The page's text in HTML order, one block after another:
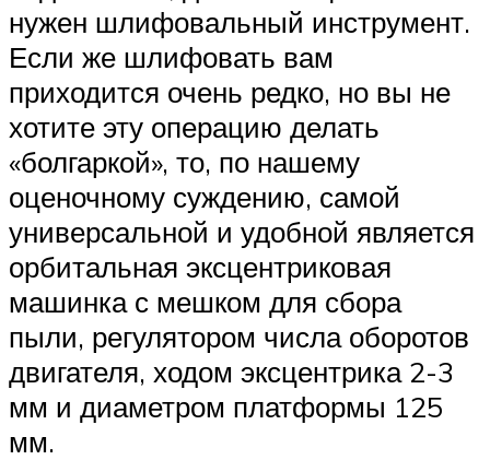
нужен шлифовальный инструмент.
Если же шлифовать вам
приходится очень редко, но вы не
хотите эту операцию делать
«болгаркой», то, по нашему
оценочному суждению, самой
универсальной и удобной является
орбитальная эксцентриковая
машинка с мешком для сбора
пыли, регулятором числа оборотов
двигателя, ходом эксцентрика 2-3
мм и диаметром платформы 125
мм.